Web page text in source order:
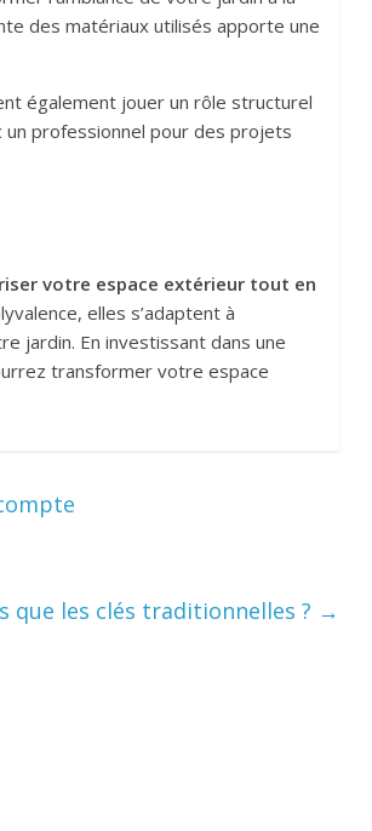
des matériaux utilisés apporte une
également jouer un rôle structurel
professionnel pour des projets
votre espace extérieur tout en
elles s’adaptent à
jardin. En investissant dans une
transformer votre espace
que les clés traditionnelles ? →